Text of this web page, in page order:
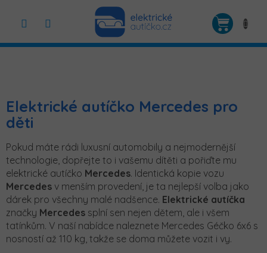
obsah
Elektrické autíčko Mercedes pro
děti
Pokud máte rádi luxusní automobily a nejmodernější
technologie, dopřejte to i vašemu dítěti a pořiďte mu
elektrické autíčko Mercedes. Identická kopie vozu
Mercedes v menším provedení, je ta nejlepší volba jako
dárek pro všechny malé nadšence. Elektrické autíčka
značky Mercedes splní sen nejen dětem, ale i všem
tatínkům. V naší nabídce naleznete Mercedes Géčko 6x6 s
nosností až 110 kg, takže se doma můžete vozit i vy.